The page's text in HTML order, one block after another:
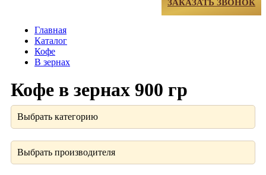
ЗАКАЗАТЬ ЗВОНОК
Главная
Каталог
Кофе
В зернах
Кофе в зернах 900 гр
Выбрать категорию
Выбрать производителя